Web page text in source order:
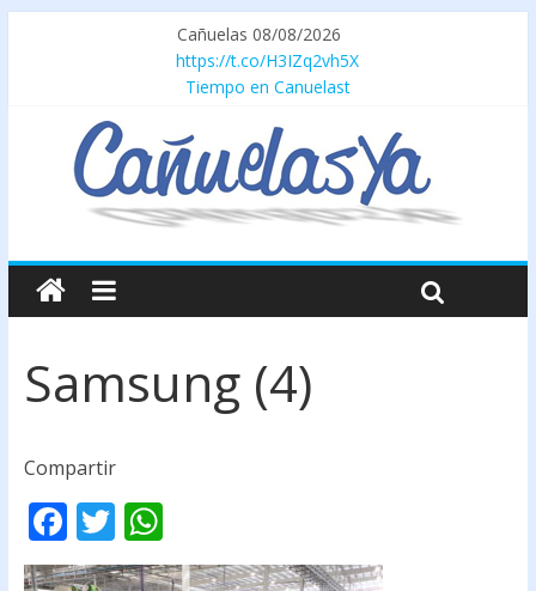
Cañuelas 08/08/2026
https://t.co/H3IZq2vh5X
Tiempo en Canuelast
Samsung (4)
Compartir
F
ac
T
w
W
h